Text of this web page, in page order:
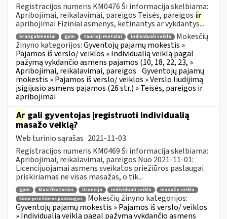
Registracijos numeris KM0476 Ši informacija skelbiama:
Apribojimai, reikalavimai, pareigos Teisės, pareigos ir
apribojimai Fiziniai asmenys, ketinantys ar vykdantys...
brangakmeniai gpm taurieji metalai individuali veikla
Mokesčių
žinyno kategorijos:Gyventojų pajamų mokestis »
Pajamos iš verslo/ veiklos » Individualią veiklą pagal
pažymą vykdančio asmens pajamos (10, 18, 22, 23, »
Apribojimai, reikalavimai, pareigos Gyventojų pajamų
mokestis » Pajamos iš verslo/ veiklos » Verslo liudijimą
įsigijusio asmens pajamos (26 str.) » Teisės, pareigos ir
apribojimai
Ar gali gyventojas įregistruoti individualią
masažo veiklą?
Web turinio sąrašas 2021-11-03
Registracijos numeris KM0469 Ši informacija skelbiama:
Apribojimai, reikalavimai, pareigos Nuo 2021-11-01:
Licencijuojamai asmens sveikatos priežiūros paslaugai
priskiriamas ne visas masažas, o tik...
gpm klasifikatorius licencija individuali veikla
masažo veikla
kūno priežiūros paslaugos
Mokesčių žinyno kategorijos:
Gyventojų pajamų mokestis » Pajamos iš verslo/ veiklos
» Individualią veiklą pagal pažymą vykdančio asmens